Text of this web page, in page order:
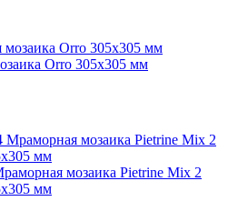
Orro 305x305 мм
мозаика Pietrine Mix 2
мм